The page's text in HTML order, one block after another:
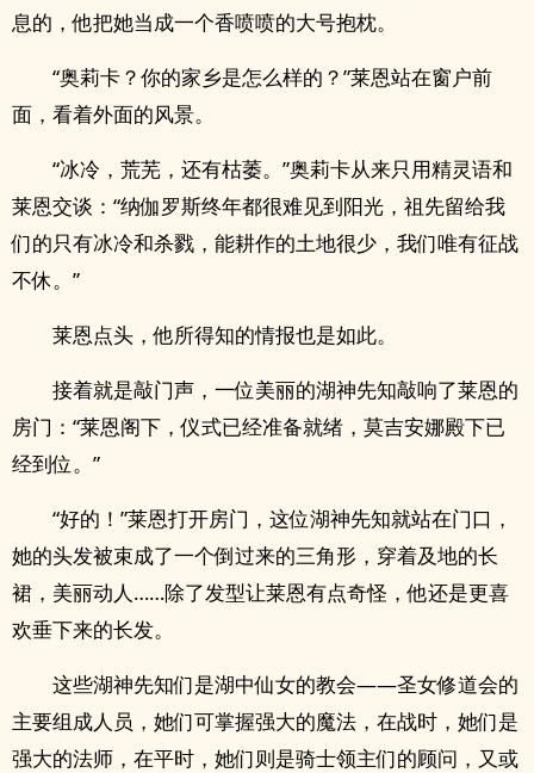
息的，他把她当成一个香喷喷的大号抱枕。
“奥莉卡？你的家乡是怎么样的？”莱恩站在窗户前
面，看着外面的风景。
“冰冷，荒芜，还有枯萎。”奥莉卡从来只用精灵语和
莱恩交谈：“纳伽罗斯终年都很难见到阳光，祖先留给我
们的只有冰冷和杀戮，能耕作的土地很少，我们唯有征战
不休。”
莱恩点头，他所得知的情报也是如此。
接着就是敲门声，一位美丽的湖神先知敲响了莱恩的
房门：“莱恩阁下，仪式已经准备就绪，莫吉安娜殿下已
经到位。”
“好的！”莱恩打开房门，这位湖神先知就站在门口，
她的头发被束成了一个倒过来的三角形，穿着及地的长
裙，美丽动人……除了发型让莱恩有点奇怪，他还是更喜
欢垂下来的长发。
这些湖神先知们是湖中仙女的教会——圣女修道会的
主要组‌‎成‍​人‎‌‌员，她们可掌握强大的魔法，在战时，她们是
强大的法师，在平时，她们则是骑士领主们的顾问，又或